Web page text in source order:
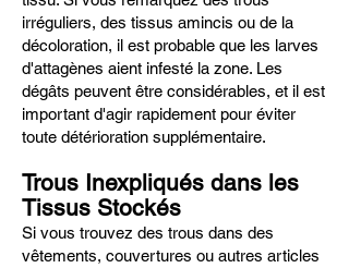
irréguliers, des tissus amincis ou de la
décoloration, il est probable que les larves
d'attagènes aient infesté la zone. Les
dégâts peuvent être considérables, et il est
important d'agir rapidement pour éviter
toute détérioration supplémentaire.
Trous Inexpliqués dans les
Tissus Stockés
Si vous trouvez des trous dans des
vêtements, couvertures ou autres articles